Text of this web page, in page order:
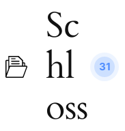
Sc
hl
oss
31